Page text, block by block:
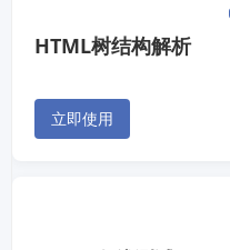
HTML树结构解析
立即使用